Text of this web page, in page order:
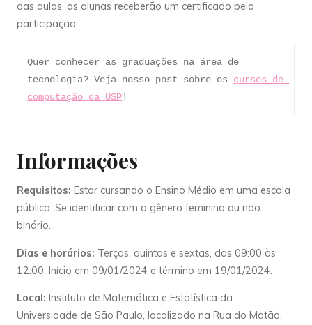
das aulas, as alunas receberão um certificado pela
participação.
Quer conhecer as graduações na área de
tecnologia? Veja nosso post sobre os cursos de
computação da USP!
Informações
Requisitos: Estar cursando o Ensino Médio em uma escola
pública. Se identificar com o gênero feminino ou não
binário.
Dias e horários: Terças, quintas e sextas, das 09:00 às
12:00. Início em 09/01/2024 e término em 19/01/2024.
Local: Instituto de Matemática e Estatística da
Universidade de São Paulo, localizado na Rua do Matão,